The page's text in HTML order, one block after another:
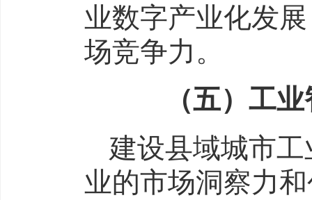
业数字产业化发
场竞争力。
（五）工业
建设县域城市
业的市场洞察力